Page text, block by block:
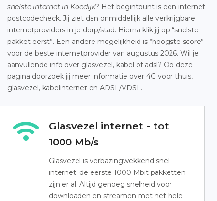
snelste internet in Koedijk? Het begintpunt is een internet
postcodecheck. Jij ziet dan onmiddellijk alle verkrijgbare
internetproviders in je dorp/stad. Hierna klik jij op “snelste
pakket eerst”. Een andere mogelijkheid is “hoogste score”
voor de beste internetprovider van augustus 2026. Wil je
aanvullende info over glasvezel, kabel of adsl? Op deze
pagina doorzoek jij meer informatie over 4G voor thuis,
glasvezel, kabelinternet en ADSL/VDSL.
Glasvezel internet - tot
1000 Mb/s
Glasvezel is verbazingwekkend snel
internet, de eerste 1000 Mbit pakketten
zijn er al. Altijd genoeg snelheid voor
downloaden en streamen met het hele